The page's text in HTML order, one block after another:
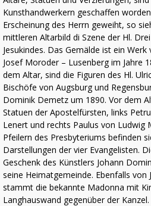
Kunsthandwerkern geschaffen
Erscheinung des Herrn geweiht, so
mittleren Altarbild di Szene der Hl.
Jesukindes. Das Gemälde ist ein
Josef Moroder – Lusenberg im Jahre
dem Altar, sind die Figuren des Hl.
Bischöfe von Augsburg und
Dominik Demetz um 1890. Vor dem
Statuen der Apostelfürsten, links
Lenert und rechts Paulus von Ludwig
Pfeilern des Presbyteriums befinden
Darstellungen der vier Evangelisten.
Geschenk des Künstlers Johann
seine Heimatgemeinde. Ebenfalls
stammt die bekannte Madonna mit
Langhauswand gegenüber der Kanzel.